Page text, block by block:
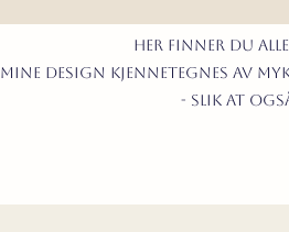
Her finner du
mine design kjennetegnes av
- slik at